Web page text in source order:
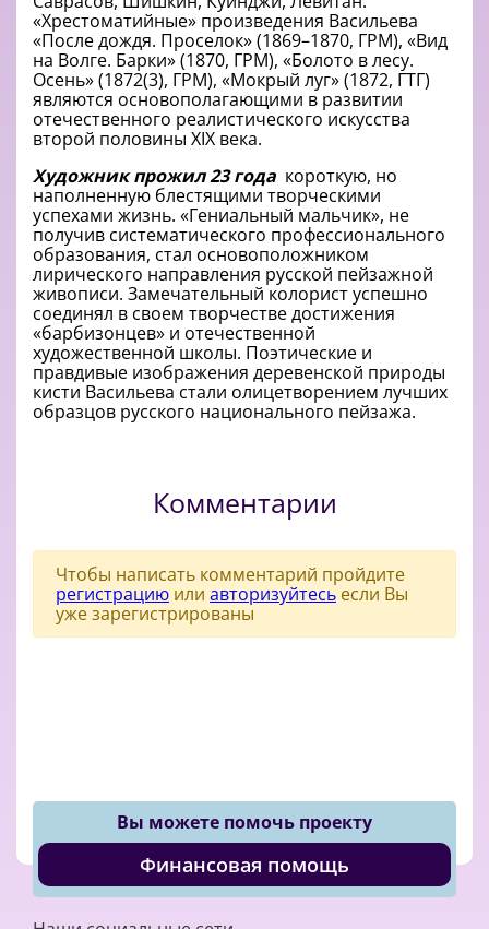
«Хрестоматийные» произведения Васильева
«После дождя. Проселок» (1869–1870, ГРМ), «Вид
на Волге. Барки» (1870, ГРМ), «Болото в лесу.
Осень» (1872(3), ГРМ), «Мокрый луг» (1872, ГТГ)
являются основополагающими в развитии
отечественного реалистического искусства
второй половины XIX века.
Художник прожил 23 года короткую, но
наполненную блестящими творческими
успехами жизнь. «Гениальный мальчик», не
получив систематического профессионального
образования, стал основоположником
лирического направления русской пейзажной
живописи. Замечательный колорист успешно
соединял в своем творчестве достижения
«барбизонцев» и отечественной
художественной школы. Поэтические и
правдивые изображения деревенской природы
кисти Васильева стали олицетворением лучших
образцов русского национального пейзажа.
Комментарии
Чтобы написать комментарий пройдите
регистрацию или авторизуйтесь если Вы
уже зарегистрированы
Вы можете помочь проекту
Финансовая помощь